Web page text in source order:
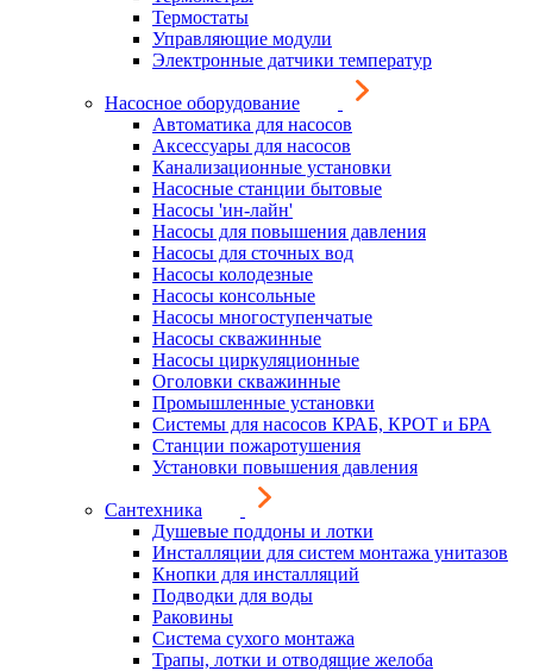
Термостаты
Управляющие модули
Электронные датчики температур
Насосное оборудование
Автоматика для насосов
Аксессуары для насосов
Канализационные установки
Насосные станции бытовые
Насосы 'ин-лайн'
Насосы для повышения давления
Насосы для сточных вод
Насосы колодезные
Насосы консольные
Насосы многоступенчатые
Насосы скважинные
Насосы циркуляционные
Оголовки скважинные
Промышленные установки
Системы для насосов КРАБ, КРОТ и БРА
Станции пожаротушения
Установки повышения давления
Сантехника
Душевые поддоны и лотки
Инсталляции для систем монтажа унитазов
Кнопки для инсталляций
Подводки для воды
Раковины
Система сухого монтажа
Трапы, лотки и отводящие желоба